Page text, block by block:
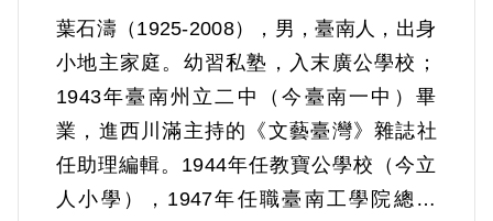
葉石濤（1925-2008），男，臺南人，出身
小地主家庭。幼習私塾，入末廣公學校；
1943年臺南州立二中（今臺南一中）畢
業，進西川滿主持的《文藝臺灣》雜誌社
任助理編輯。1944年任教寶公學校（今立
人小學），1947年任職臺南工學院總務